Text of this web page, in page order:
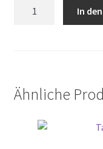
Menge
In
Ähnliche